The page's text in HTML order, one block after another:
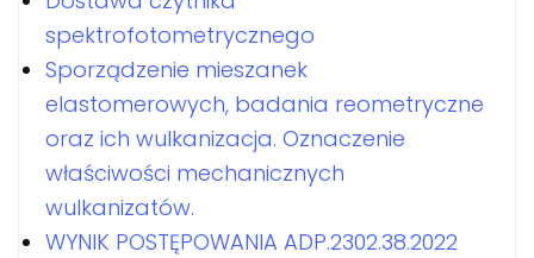
spektrofotometrycznego
Sporządzenie mieszanek
elastomerowych, badania reometryczne
oraz ich wulkanizacja. Oznaczenie
właściwości mechanicznych
wulkanizatów.
WYNIK POSTĘPOWANIA ADP.2302.38.2022